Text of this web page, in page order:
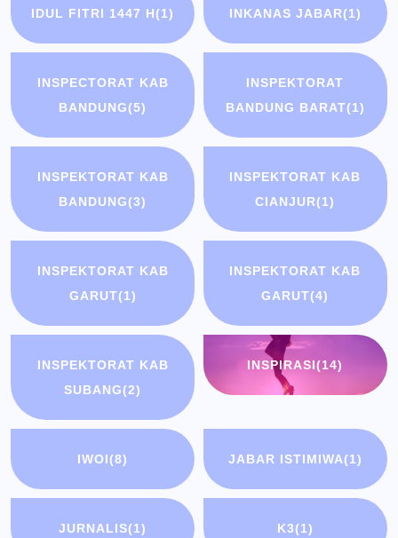
IDUL FITRI 1447 H(1) INKANAS JABAR(1)
INSPECTORAT KAB
BANDUNG(5)
INSPEKTORAT
BANDUNG BARAT(1)
INSPEKTORAT KAB
BANDUNG(3)
INSPEKTORAT KAB
CIANJUR(1)
INSPEKTORAT KAB
GARUT(1)
INSPEKTORAT KAB
GARUT(4)
INSPEKTORAT KAB
SUBANG(2)
INSPIRASI(14)
IWOI(8) JABAR ISTIMIWA(1)
JURNALIS(1) K3(1)